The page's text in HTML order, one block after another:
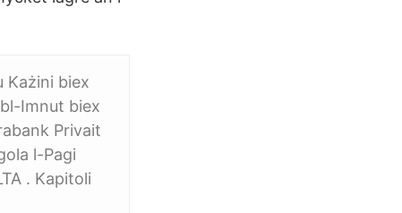
Każini biex
Imnut biex
Privait
l-Pagi
. Kapitoli